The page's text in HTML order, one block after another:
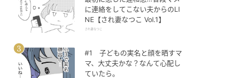
に連絡をしてこない夫からのLI
NE【され妻なつこ Vol.1】
され妻なつこ
#1 子どもの実名と顔を晒すマ
マ、大丈夫かな？なんて心配し
ていたら。